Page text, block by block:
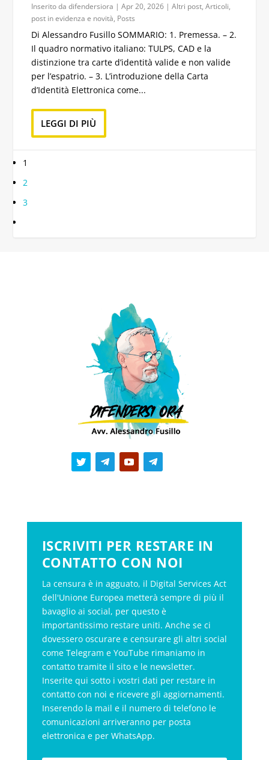
Inserito dadifendersiora |Apr 20, 2026 |Altri post,Articoli,
post in evidenza e novità, Posts
Di Alessandro Fusillo SOMMARIO: 1. Premessa. – 2.
Il quadro normativo italiano: TULPS, CAD e la
distinzione tra carte d’identità valide e non valide
per l’espatrio. – 3. L’introduzione della Carta
d’Identità Elettronica come...
LEGGI DI PIÙ
1
2
3
ISCRIVITI PER RESTARE IN
CONTATTO CON NOI
La censura è in agguato, il Digital Services Act
dell'Unione Europea metterà sempre di più il
bavaglio ai social, per questo è
importantissimo restare uniti. Anche se ci
dovessero oscurare e censurare gli altri social
come Telegram e YouTube rimaniamo in
contatto tramite il sito e le newsletter.
Inserite qui sotto i vostri dati per restare in
contatto con noi e ricevere gli aggiornamenti.
Inserendo la mail e il numero di telefono le
comunicazioni arriveranno per posta
elettronica e per WhatsApp.